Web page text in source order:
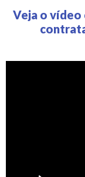
Veja o vídeo